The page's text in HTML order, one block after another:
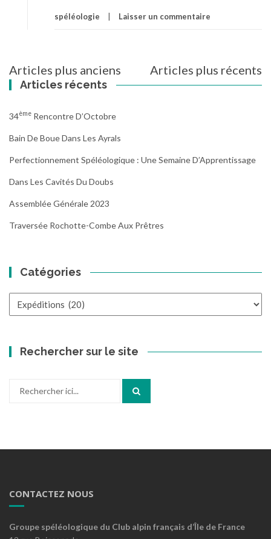
spéléologie Laisser un commentaire
Navigation
des
articles
Articles plus anciens Articles plus récents
Articles récents
34Ème Rencontre D’Octobre
Bain De Boue Dans Les Ayrals
Perfectionnement Spéléologique : Une Semaine D’Apprentissage
Dans Les Cavités Du Doubs
Assemblée Générale 2023
Traversée Rochotte-Combe Aux Prêtres
Catégories
Rechercher sur le site
CONTACTEZ NOUS
Groupe spéléologique du Club alpin français d’Île de France